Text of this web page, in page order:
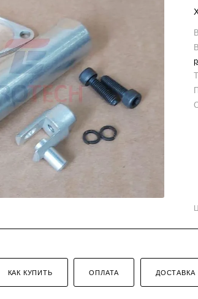
КАК КУПИТЬ ОПЛАТА ДОСТАВКА